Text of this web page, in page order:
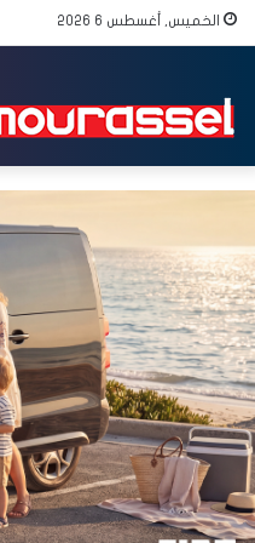
الخميس, أغسطس 6 2026